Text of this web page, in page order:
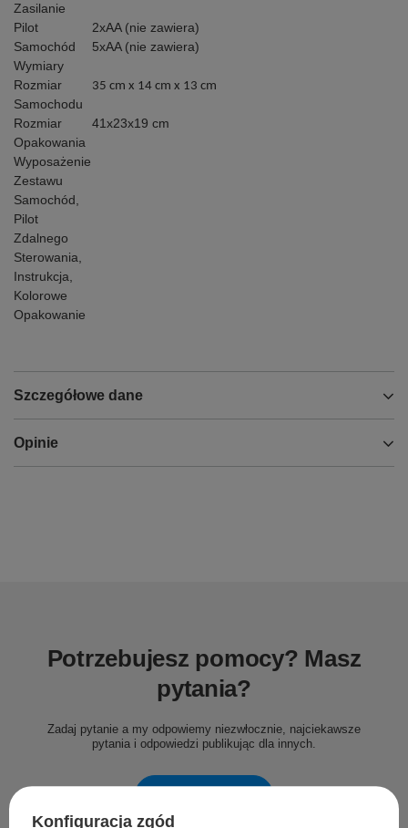
Zasilanie
Pilot
2xAA (nie zawiera)
Samochód
5xAA (nie zawiera)
Wymiary
Rozmiar
Samochodu
35 cm x 14 cm x 13 cm
Rozmiar
Opakowania
41x23x19 cm
Wyposażenie
Zestawu
Samochód,
Pilot
Zdalnego
Sterowania,
Instrukcja,
Kolorowe
Opakowanie
Szczegółowe dane
Opinie
Potrzebujesz pomocy? Masz
pytania?
Zadaj pytanie a my odpowiemy niezwłocznie, najciekawsze
pytania i odpowiedzi publikując dla innych.
Konfiguracja zgód